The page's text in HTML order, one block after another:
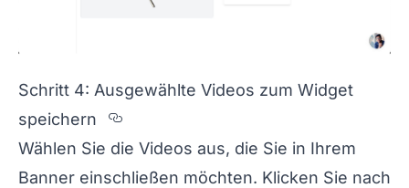
Schritt 4: Ausgewählte Videos zum Widget
speichern
Section titled
Wählen Sie die Videos aus, die Sie in Ihrem
Banner einschließen möchten. Klicken Sie nach